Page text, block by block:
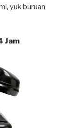
yuk buruan
Jam